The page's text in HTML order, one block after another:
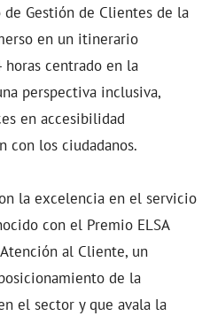
Gestión de Clientes de la
en un itinerario
centrado en la
perspectiva inclusiva,
en accesibilidad
con los ciudadanos.
la excelencia en el servicio
con el Premio ELSA
al Cliente, un
de la
el sector y que avala la